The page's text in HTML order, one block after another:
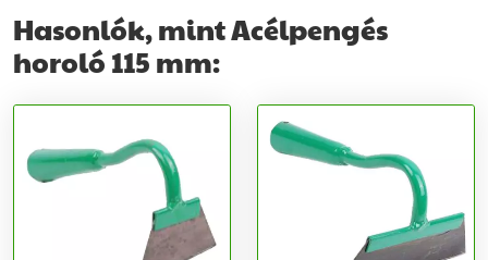
Hasonlók, mint Acélpengés
horoló 115 mm: